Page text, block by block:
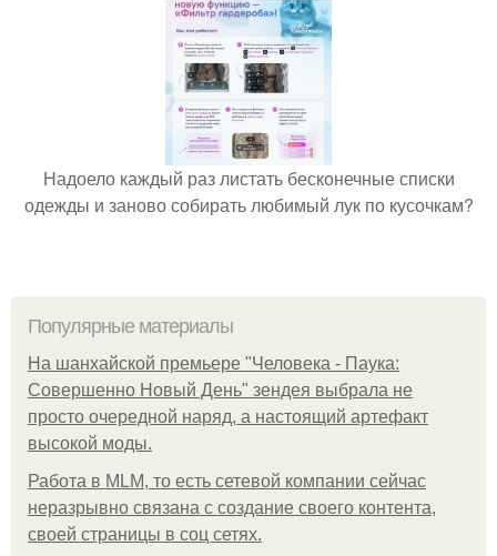
Надоело каждый раз листать бесконечные списки
одежды и заново собирать любимый лук по кусочкам?
Популярные материалы
На шанхайской премьере "Человека - Паука:
Совершенно Новый День" зендея выбрала не
просто очередной наряд, а настоящий артефакт
высокой моды.
Работа в MLM, то есть сетевой компании сейчас
неразрывно связана с создание своего контента,
своей страницы в соц сетях.